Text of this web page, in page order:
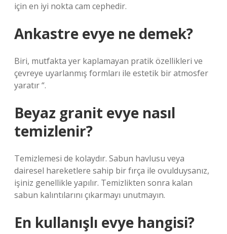
için en iyi nokta cam cephedir.
Ankastre evye ne demek?
Biri, mutfakta yer kaplamayan pratik özellikleri ve
çevreye uyarlanmış formları ile estetik bir atmosfer
yaratır “.
Beyaz granit evye nasıl
temizlenir?
Temizlemesi de kolaydır. Sabun havlusu veya
dairesel hareketlere sahip bir fırça ile ovulduysanız,
işiniz genellikle yapılır. Temizlikten sonra kalan
sabun kalıntılarını çıkarmayı unutmayın.
En kullanışlı evye hangisi?